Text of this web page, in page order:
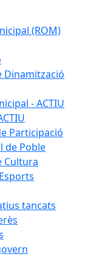
(ROM)
Dinamització
- ACTIU
Participació
de Poble
Cultura
tancats